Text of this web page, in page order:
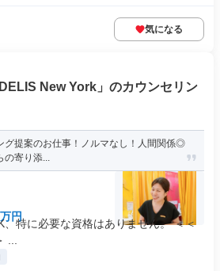
気になる
New York」のカウンセリン
グ提案のお仕事！ノルマなし！人間関係◎
の寄り添...
円
、特に必要な資格はありません。 ＜＜
...